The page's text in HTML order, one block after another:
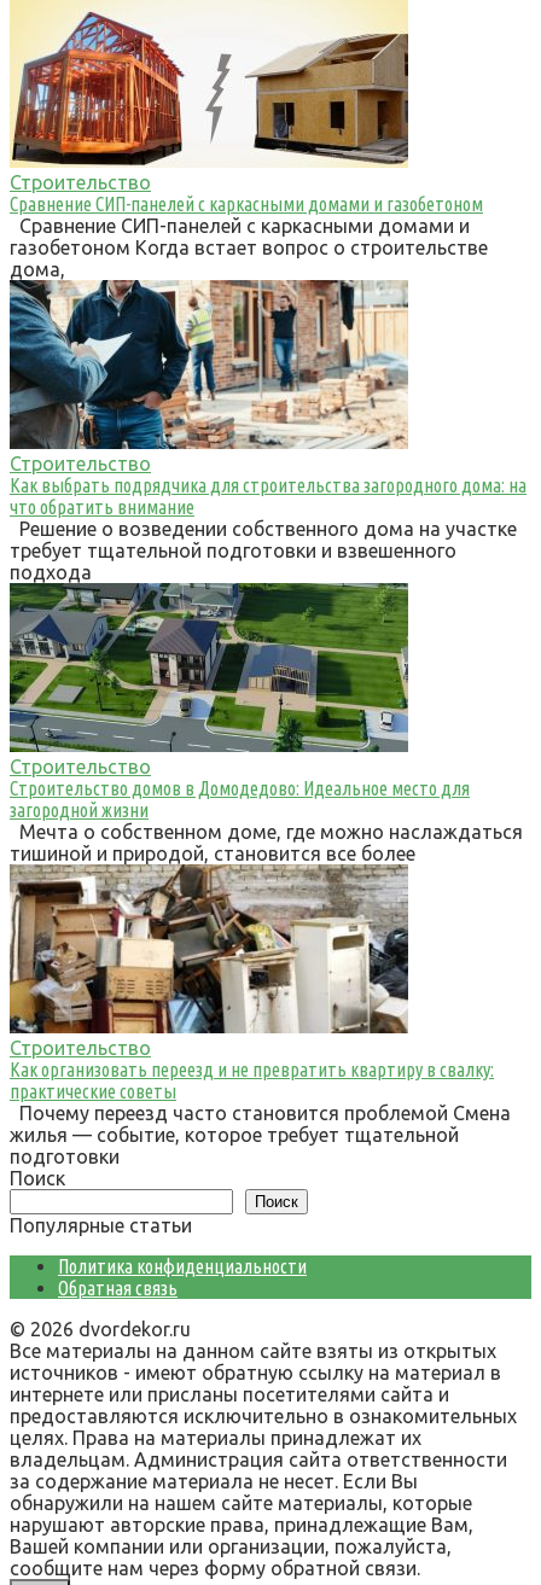
Строительство
Сравнение СИП-панелей с каркасными домами и газобетоном
Сравнение СИП-панелей с каркасными домами и
газобетоном Когда встает вопрос о строительстве
дома,
Строительство
Как выбрать подрядчика для строительства загородного дома: на
что обратить внимание
Решение о возведении собственного дома на участке
требует тщательной подготовки и взвешенного
подхода
Строительство
Строительство домов в Домодедово: Идеальное место для
загородной жизни
Мечта о собственном доме, где можно наслаждаться
тишиной и природой, становится все более
Строительство
Как организовать переезд и не превратить квартиру в свалку:
практические советы
Почему переезд часто становится проблемой Смена
жилья — событие, которое требует тщательной
подготовки
Поиск
Поиск
Популярные статьи
Политика конфиденциальности
Обратная связь
© 2026 dvordekor.ru
Все материалы на данном сайте взяты из открытых
источников - имеют обратную ссылку на материал в
интернете или присланы посетителями сайта и
предоставляются исключительно в ознакомительных
целях. Права на материалы принадлежат их
владельцам. Администрация сайта ответственности
за содержание материала не несет. Если Вы
обнаружили на нашем сайте материалы, которые
нарушают авторские права, принадлежащие Вам,
Вашей компании или организации, пожалуйста,
сообщите нам через форму обратной связи.